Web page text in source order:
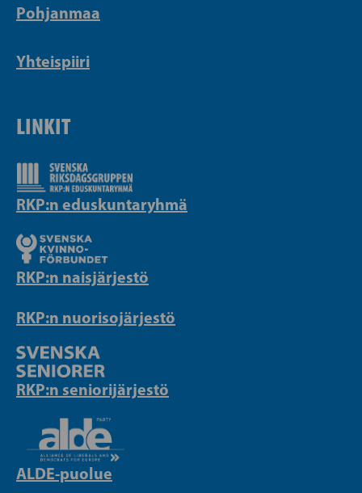
Pohjanmaa
Yhteispiiri
LINKIT
RKP:n eduskuntaryhmä
RKP:n naisjärjestö
RKP:n nuorisojärjestö
RKP:n seniorijärjestö
ALDE-puolue